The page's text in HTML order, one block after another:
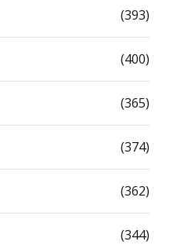
(393)
(400)
(365)
(374)
(362)
(344)